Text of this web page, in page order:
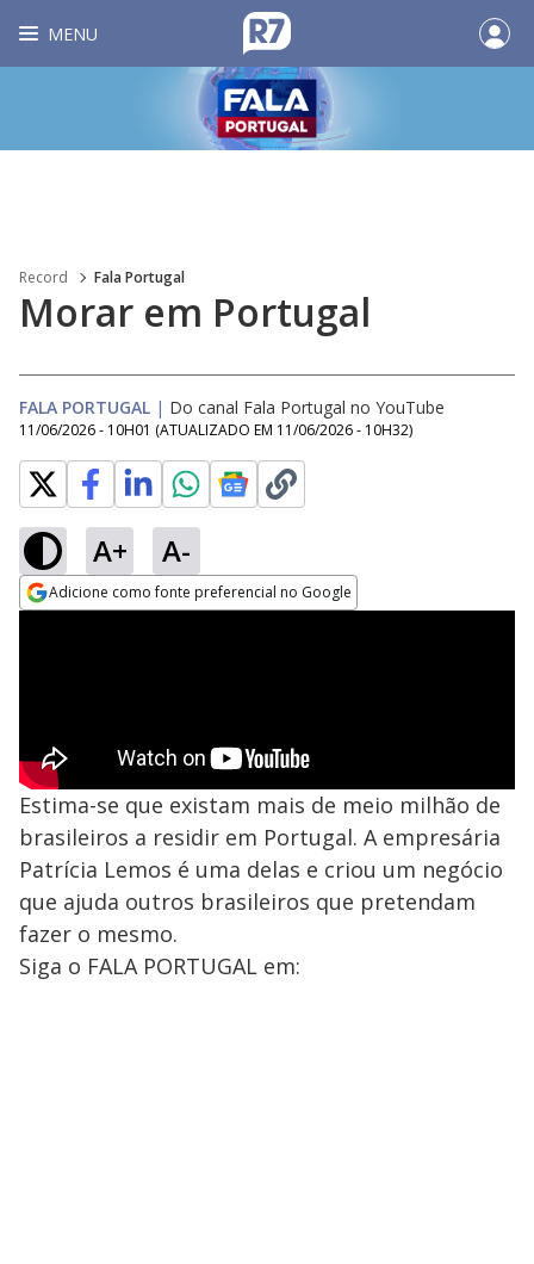
MENU
Record Fala Portugal
Morar em Portugal
FALA PORTUGAL | Do canal Fala Portugal no YouTube
11/06/2026 - 10H01 (ATUALIZADO EM 11/06/2026 - 10H32)
A+ A-
Adicione como fonte preferencial no Google
Estima-se que existam mais de meio milhão de
brasileiros a residir em Portugal. A empresária
Patrícia Lemos é uma delas e criou um negócio
que ajuda outros brasileiros que pretendam
fazer o mesmo.
Siga o FALA PORTUGAL em: